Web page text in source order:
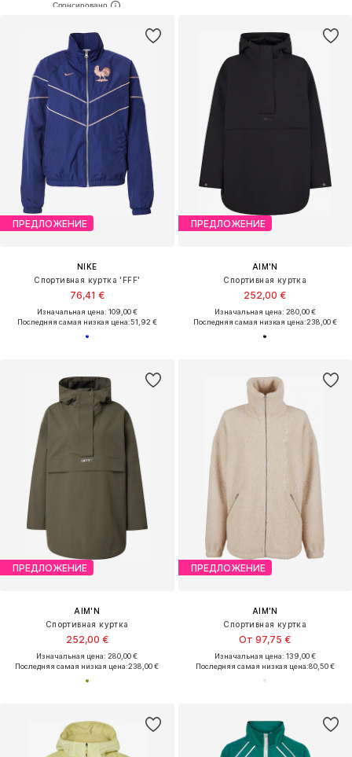
ПРЕДЛОЖЕНИЕ
NIKE
Спортивная куртка 'FFF'
76,41 €
Изначальная цена: 109,00 €
Последняя самая низкая цена:51,92 €
ПРЕДЛОЖЕНИЕ
AIM'N
Спортивная куртка
252,00 €
Изначальная цена: 280,00 €
Последняя самая низкая цена:238,00 €
ПРЕДЛОЖЕНИЕ
AIM'N
Спортивная куртка
252,00 €
Изначальная цена: 280,00 €
Последняя самая низкая цена:238,00 €
ПРЕДЛОЖЕНИЕ
AIM'N
Спортивная куртка
От 97,75 €
Изначальная цена: 139,00 €
Последняя самая низкая цена:80,50 €